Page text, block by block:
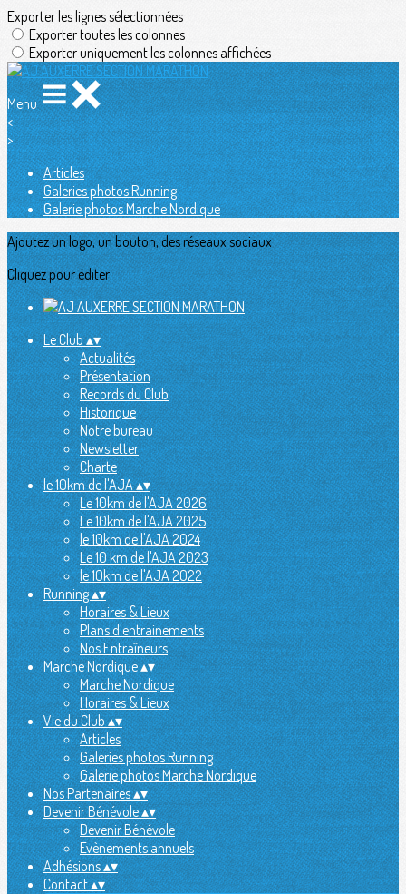
Exporter les lignes sélectionnées
Exporter toutes les colonnes
Exporter uniquement les colonnes affichées
Menu
<
>
Articles
Galeries photos Running
Galerie photos Marche Nordique
Ajoutez un logo, un bouton, des réseaux sociaux
Cliquez pour éditer
Le Club▴▾
Actualités
Présentation
Records du Club
Historique
Notre bureau
Newsletter
Charte
le 10km de l'AJA▴▾
Le 10km de l'AJA 2026
Le 10km de l'AJA 2025
le 10km de l'AJA 2024
Le 10 km de l'AJA 2023
le 10km de l'AJA 2022
Running▴▾
Horaires & Lieux
Plans d'entrainements
Nos Entraîneurs
Marche Nordique▴▾
Marche Nordique
Horaires & Lieux
Vie du Club▴▾
Articles
Galeries photos Running
Galerie photos Marche Nordique
Nos Partenaires▴▾
Devenir Bénévole▴▾
Devenir Bénévole
Evènements annuels
Adhésions▴▾
Contact▴▾